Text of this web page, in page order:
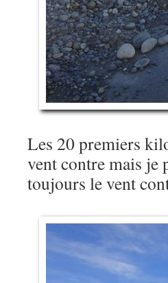
Les 20 premiers
vent contre mais je
toujours le vent